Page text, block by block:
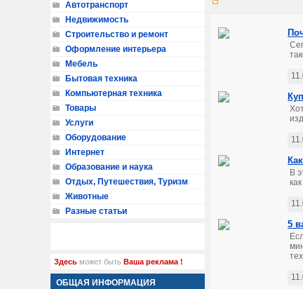
В
5
Автотранспорт
Недвижимость
Строительство и ремонт
Оформление интерьера
Мебель
Бытовая техника
Компьютерная техника
Товары
Услуги
Оборудование
Интернет
Образование и наука
Отдых, Путешествия, Туризм
Животные
Разные статьи
Здесь может быть Ваша реклама !
ОБЩАЯ ИНФОРМАЦИЯ